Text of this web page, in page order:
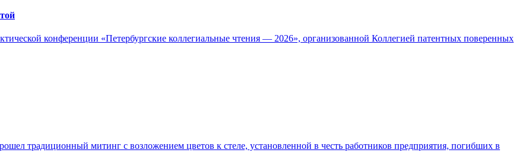
конференции «Петербургские коллегиальные чтения — 2026», организованной Коллегией патентных поверенных
традиционный митинг с возложением цветов к стеле, установленной в честь работников предприятия, погибших в